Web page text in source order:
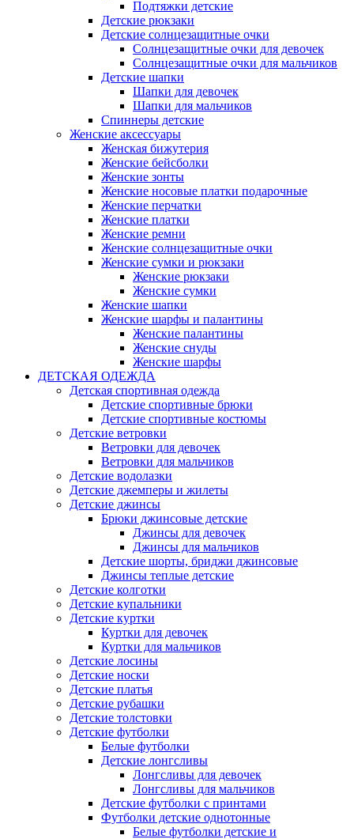
Подтяжки детские
Детские рюкзаки
Детские солнцезащитные очки
Солнцезащитные очки для девочек
Солнцезащитные очки для мальчиков
Детские шапки
Шапки для девочек
Шапки для мальчиков
Спиннеры детские
Женские аксессуары
Женская бижутерия
Женские бейсболки
Женские зонты
Женские носовые платки подарочные
Женские перчатки
Женские платки
Женские ремни
Женские солнцезащитные очки
Женские сумки и рюкзаки
Женские рюкзаки
Женские сумки
Женские шапки
Женские шарфы и палантины
Женские палантины
Женские снуды
Женские шарфы
ДЕТСКАЯ ОДЕЖДА
Детская спортивная одежда
Детские спортивные брюки
Детские спортивные костюмы
Детские ветровки
Ветровки для девочек
Ветровки для мальчиков
Детские водолазки
Детские джемперы и жилеты
Детские джинсы
Брюки джинсовые детские
Джинсы для девочек
Джинсы для мальчиков
Детские шорты, бриджи джинсовые
Джинсы теплые детские
Детские колготки
Детские купальники
Детские куртки
Куртки для девочек
Куртки для мальчиков
Детские лосины
Детские носки
Детские платья
Детские рубашки
Детские толстовки
Детские футболки
Белые футболки
Детские лонгсливы
Лонгсливы для девочек
Лонгсливы для мальчиков
Детские футболки с принтами
Футболки детские однотонные
Белые футболки детские и